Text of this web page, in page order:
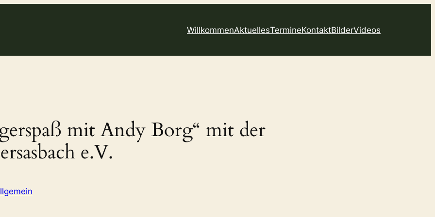
WillkommenAktuellesTermineKontaktBilderVideos
mit Andy Borg“ mit der
e.V.